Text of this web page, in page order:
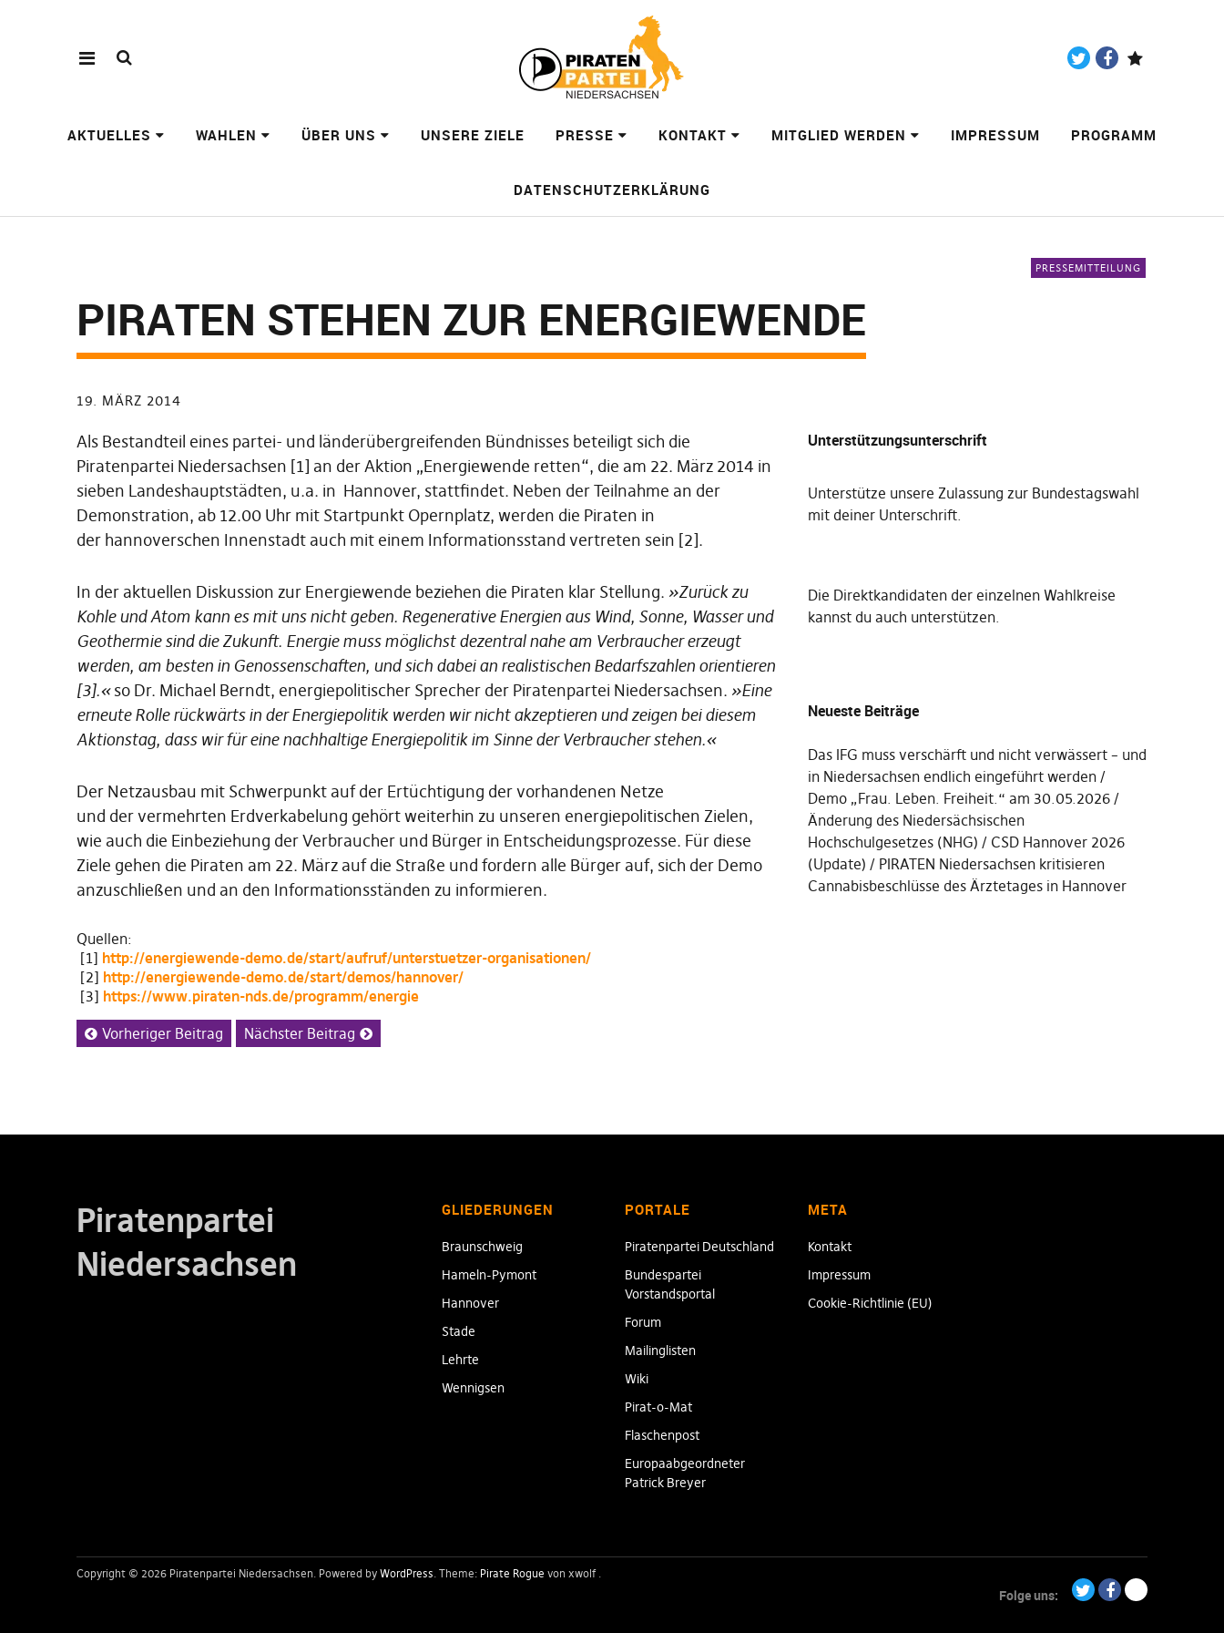
AKTUELLES WAHLEN ÜBER UNS UNSERE ZIELE PRESSE KONTAKT MITGLIED WERDEN IMPRESSUM PROGRAMM
DATENSCHUTZERKLÄRUNG
PRESSEMITTEILUNG
PIRATEN STEHEN ZUR ENERGIEWENDE
19. MÄRZ 2014
Als Bestandteil eines partei- und länderübergreifenden Bündnisses beteiligt sich die
Piratenpartei Niedersachsen [1] an der Aktion „Energiewende retten“, die am 22. März 2014 in
sieben Landeshauptstädten, u.a. in Hannover, stattfindet. Neben der Teilnahme an der
Demonstration, ab 12.00 Uhr mit Startpunkt Opernplatz, werden die Piraten in
der hannoverschen Innenstadt auch mit einem Informationsstand vertreten sein [2].
In der aktuellen Diskussion zur Energiewende beziehen die Piraten klar Stellung. »Zurück zu
Kohle und Atom kann es mit uns nicht geben. Regenerative Energien aus Wind, Sonne, Wasser und
Geothermie sind die Zukunft. Energie muss möglichst dezentral nahe am Verbraucher erzeugt
werden, am besten in Genossenschaften, und sich dabei an realistischen Bedarfszahlen orientieren
[3].«so Dr. Michael Berndt, energiepolitischer Sprecher der Piratenpartei Niedersachsen. »Eine
erneute Rolle rückwärts in der Energiepolitik werden wir nicht akzeptieren und zeigen bei diesem
Aktionstag, dass wir für eine nachhaltige Energiepolitik im Sinne der Verbraucher stehen.«
Der Netzausbau mit Schwerpunkt auf der Ertüchtigung der vorhandenen Netze
und der vermehrten Erdverkabelung gehört weiterhin zu unseren energiepolitischen Zielen,
wie auch die Einbeziehung der Verbraucher und Bürger in Entscheidungsprozesse. Für diese
Ziele gehen die Piraten am 22. März auf die Straße und fordern alle Bürger auf, sich der Demo
anzuschließen und an den Informationsständen zu informieren.
Quellen:
[1] http://energiewende-demo.de/start/aufruf/unterstuetzer-organisationen/
[2] http://energiewende-demo.de/start/demos/hannover/
[3] https://www.piraten-nds.de/programm/energie
Vorheriger Beitrag Nächster Beitrag
Unterstützungsunterschrift
Unterstütze unsere Zulassung zur Bundestagswahl
mit deiner Unterschrift.
Die Direktkandidaten der einzelnen Wahlkreise
kannst du auch unterstützen.
Neueste Beiträge
Das IFG muss verschärft und nicht verwässert – und
in Niedersachsen endlich eingeführt werden
Demo „Frau. Leben. Freiheit.“ am 30.05.2026
Änderung des Niedersächsischen
Hochschulgesetzes (NHG)
CSD Hannover 2026
(Update)
PIRATEN Niedersachsen kritisieren
Cannabisbeschlüsse des Ärztetages in Hannover
Piratenpartei
Niedersachsen
GLIEDERUNGEN
Braunschweig
Hameln-Pymont
Hannover
Stade
Lehrte
Wennigsen
PORTALE
Piratenpartei Deutschland
Bundespartei
Vorstandsportal
Forum
Mailinglisten
Wiki
Pirat-o-Mat
Flaschenpost
Europaabgeordneter
Patrick Breyer
META
Kontakt
Impressum
Cookie-Richtlinie (EU)
Copyright © 2026 Piratenpartei Niedersachsen Powered by WordPress Theme: Pirate Rogue von xwolf
Folge uns: